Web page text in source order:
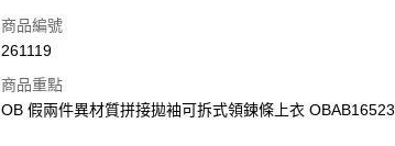
信用卡
AlipayHK
商品編號
261119
商品重點
OB 假兩件異材質拼接拋袖可拆式領鍊條上衣 OBAB16523